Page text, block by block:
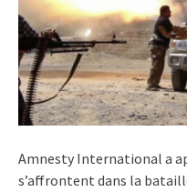
Amnesty International a
s’affrontent dans la